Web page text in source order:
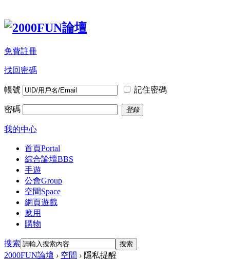
免費註冊
找回密碼
帳號 記住密碼
密碼 登錄
我的中心
首頁Portal
綜合論壇BBS
手遊
公會Group
空間Space
網頁遊戲
應用
購物
搜索 搜索
2000FUN論壇 › 空間 › 隱私提醒